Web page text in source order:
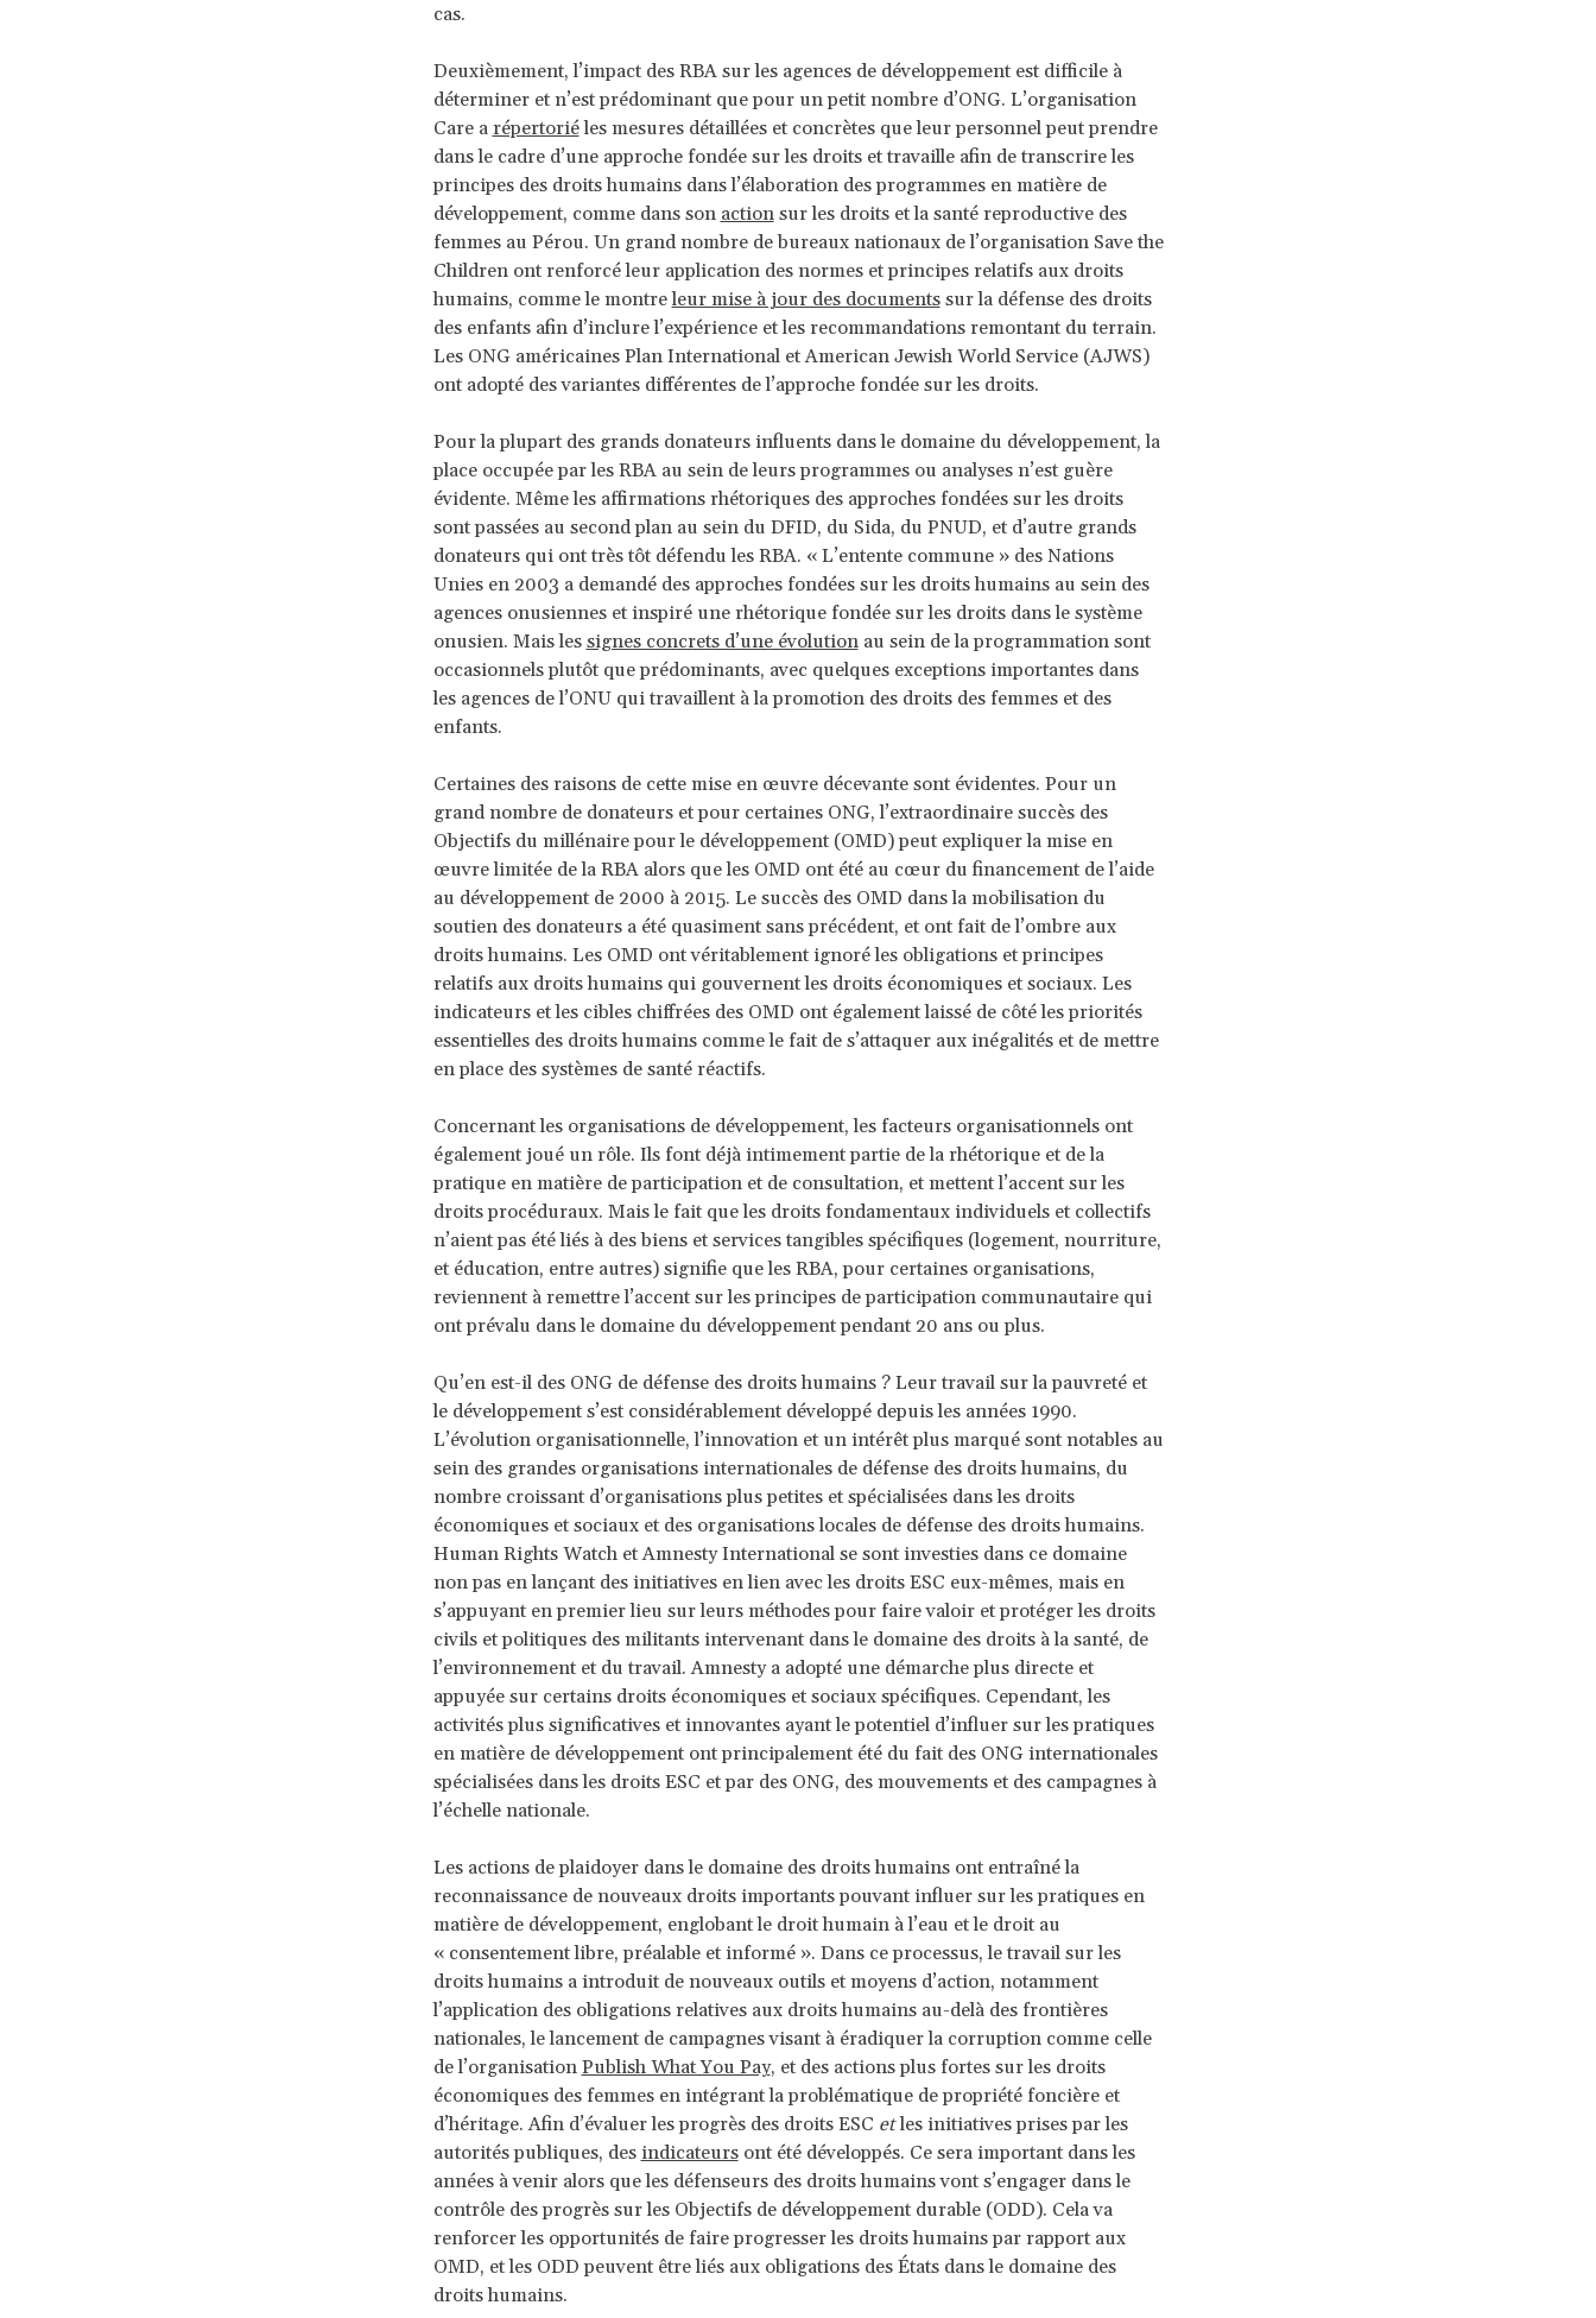
cas.
Deuxièmement, l’impact des RBA sur les agences de développement est difficile à
déterminer et n’est prédominant que pour un petit nombre d’ONG. L’organisation
Care a répertoriéles mesures détaillées et concrètes que leur personnel peut prendre
dans le cadre d’une approche fondée sur les droits et travaille afin de transcrire les
principes des droits humains dans l’élaboration des programmes en matière de
développement, comme dans son actionsur les droits et la santé reproductive des
femmes au Pérou. Un grand nombre de bureaux nationaux de l’organisation Save the
Children ont renforcé leur application des normes et principes relatifs aux droits
humains, comme le montreleur mise à jour des documentssur la défense des droits
des enfants afin d’inclure l’expérience et les recommandations remontant du terrain.
Les ONG américaines Plan International et American Jewish World Service (AJWS)
ont adopté des variantes différentes de l’approche fondée sur les droits.
Pour la plupart des grands donateurs influents dans le domaine du développement, la
place occupée par les RBA au sein de leurs programmes ou analyses n’est guère
évidente. Même les affirmations rhétoriques des approches fondées sur les droits
sont passées au second plan au sein du DFID, du Sida, du PNUD, et d’autre grands
donateurs qui ont très tôt défendu les RBA. « L’entente commune » des Nations
Unies en 2003 a demandé des approches fondées sur les droits humains au sein des
agences onusiennes et inspiré une rhétorique fondée sur les droits dans le système
onusien. Mais les signes concrets d’une évolutionau sein de la programmation sont
occasionnels plutôt que prédominants, avec quelques exceptions importantes dans
les agences de l’ONU qui travaillent à la promotion des droits des femmes et des
enfants.
Certaines des raisons de cette mise en œuvre décevante sont évidentes. Pour un
grand nombre de donateurs et pour certaines ONG, l’extraordinaire succès des
Objectifs du millénaire pour le développement (OMD) peut expliquer la mise en
œuvre limitée de la RBA alors que les OMD ont été au cœur du financement de l’aide
au développement de 2000 à 2015. Le succès des OMD dans la mobilisation du
soutien des donateurs a été quasiment sans précédent, et ont fait de l’ombre aux
droits humains. Les OMD ont véritablement ignoré les obligations et principes
relatifs aux droits humains qui gouvernent les droits économiques et sociaux. Les
indicateurs et les cibles chiffrées des OMD ont également laissé de côté les priorités
essentielles des droits humains comme le fait de s’attaquer aux inégalités et de mettre
en place des systèmes de santé réactifs.
Concernant les organisations de développement, les facteurs organisationnels ont
également joué un rôle. Ils font déjà intimement partie de la rhétorique et de la
pratique en matière de participation et de consultation, et mettent l’accent sur les
droits procéduraux. Mais le fait que les droits fondamentaux individuels et collectifs
n’aient pas été liés à des biens et services tangibles spécifiques (logement, nourriture,
et éducation, entre autres) signifie que les RBA, pour certaines organisations,
reviennent à remettre l’accent sur les principes de participation communautaire qui
ont prévalu dans le domaine du développement pendant 20 ans ou plus.
Qu’en est-il des ONG de défense des droits humains ? Leur travail sur la pauvreté et
le développement s’est considérablement développé depuis les années 1990.
L’évolution organisationnelle, l’innovation et un intérêt plus marqué sont notables au
sein des grandes organisations internationales de défense des droits humains, du
nombre croissant d’organisations plus petites et spécialisées dans les droits
économiques et sociaux et des organisations locales de défense des droits humains.
Human Rights Watch et Amnesty International se sont investies dans ce domaine
non pas en lançant des initiatives en lien avec les droits ESC eux-mêmes, mais en
s’appuyant en premier lieu sur leurs méthodes pour faire valoir et protéger les droits
civils et politiques des militants intervenant dans le domaine des droits à la santé, de
l’environnement et du travail. Amnesty a adopté une démarche plus directe et
appuyée sur certains droits économiques et sociaux spécifiques. Cependant, les
activités plus significatives et innovantes ayant le potentiel d’influer sur les pratiques
en matière de développement ont principalement été du fait des ONG internationales
spécialisées dans les droits ESC et par des ONG, des mouvements et des campagnes à
l’échelle nationale.
Les actions de plaidoyer dans le domaine des droits humains ont entraîné la
reconnaissance de nouveaux droits importants pouvant influer sur les pratiques en
matière de développement, englobant le droit humain à l’eau et le droit au
« consentement libre, préalable et informé ». Dans ce processus, le travail sur les
droits humains a introduit de nouveaux outils et moyens d’action, notamment
l’application des obligations relatives aux droits humains au-delà des frontières
nationales, le lancement de campagnes visant à éradiquer la corruption comme celle
de l’organisation Publish What You Pay, et des actions plus fortes sur les droits
économiques des femmes en intégrant la problématique de propriété foncière et
d’héritage. Afin d’évaluer les progrès des droits ESC etles initiatives prises par les
autorités publiques, des indicateursont été développés. Ce sera important dans les
années à venir alors que les défenseurs des droits humains vont s’engager dans le
contrôle des progrès sur les Objectifs de développement durable (ODD). Cela va
renforcer les opportunités de faire progresser les droits humains par rapport aux
OMD, et les ODD peuvent être liés aux obligations des États dans le domaine des
droits humains.